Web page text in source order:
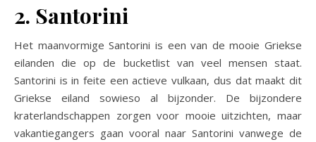
2. Santorini
Het maanvormige Santorini is een van de mooie Griekse
eilanden die op de bucketlist van veel mensen staat.
Santorini is in feite een actieve vulkaan, dus dat maakt dit
Griekse eiland sowieso al bijzonder. De bijzondere
kraterlandschappen zorgen voor mooie uitzichten, maar
vakantiegangers gaan vooral naar Santorini vanwege de